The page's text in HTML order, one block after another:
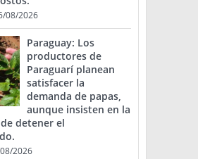
08/2026
Paraguay: Los
productores de
Paraguarí planean
satisfacer la
demanda de papas,
aunque insisten en la
detener el
2026